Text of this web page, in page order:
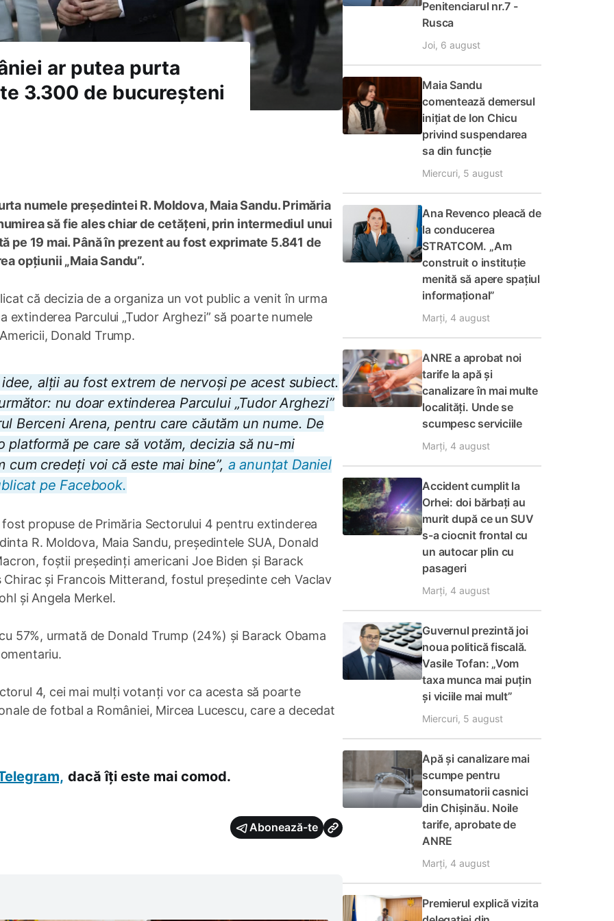
ar putea purta
3.300 de bucureșteni
numele președintei R. Moldova, Maia Sandu. Primăria
să fie ales chiar de cetățeni, prin intermediul unui
pe 19 mai. Până în prezent au fost exprimate 5.841 de
opțiunii „Maia Sandu”.
că decizia de a organiza un vot public a venit în urma
Parcului „Tudor Arghezi” să poarte numele
Donald Trump.
alții au fost extrem de nervoși pe acest subiect.
nu doar extinderea Parcului „Tudor Arghezi”
Berceni Arena, pentru care căutăm un nume. De
platformă pe care să votăm, decizia să nu-mi
cum credeți voi că este mai bine”, a anunțat Daniel
pe Facebook.
propuse de Primăria Sectorului 4 pentru extinderea
R. Moldova, Maia Sandu, președintele SUA, Donald
foștii președinți americani Joe Biden și Barack
și Francois Mitterand, fostul președinte ceh Vaclav
și Angela Merkel.
57%, urmată de Donald Trump (24%) și Barack Obama
4, cei mai mulți votanți vor ca acesta să poarte
de fotbal a României, Mircea Lucescu, care a decedat
dacă îți este mai comod.
Abonează-te
Penitenciarul nr.7 -
Rusca
Joi, 6 august
Maia Sandu
comentează demersul
inițiat de Ion Chicu
privind suspendarea
sa din funcție
Miercuri, 5 august
Ana Revenco pleacă de
la conducerea
STRATCOM. „Am
construit o instituție
menită să apere spațiul
informațional”
Marți, 4 august
ANRE a aprobat noi
tarife la apă și
canalizare în mai multe
localități. Unde se
scumpesc serviciile
Marți, 4 august
Accident cumplit la
Orhei: doi bărbați au
murit după ce un SUV
s-a ciocnit frontal cu
un autocar plin cu
pasageri
Marți, 4 august
Guvernul prezintă joi
noua politică fiscală.
Vasile Tofan: „Vom
taxa munca mai puțin
și viciile mai mult”
Miercuri, 5 august
Apă și canalizare mai
scumpe pentru
consumatorii casnici
din Chișinău. Noile
tarife, aprobate de
ANRE
Marți, 4 august
Premierul explică vizita